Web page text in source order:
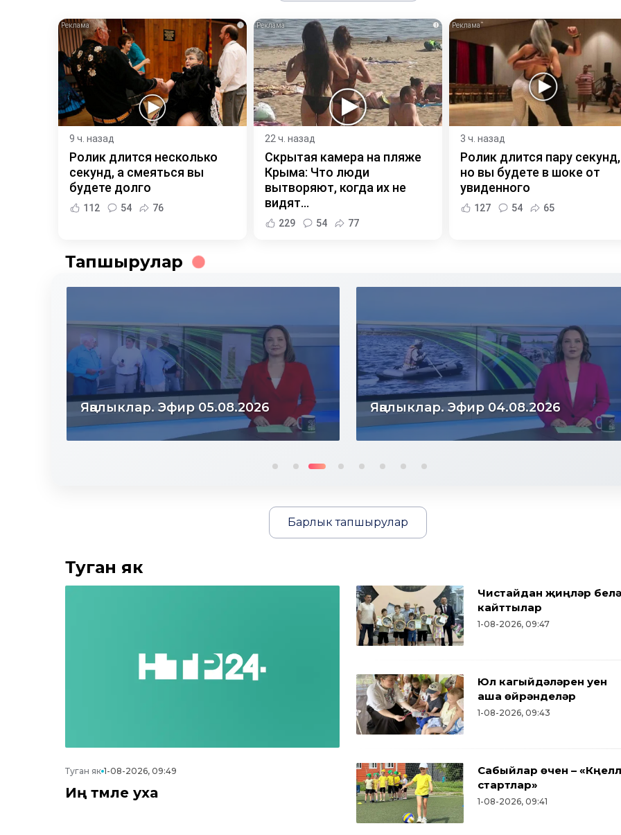
i
9 ч. назад
Ролик длится несколько
секунд, а смеяться вы
будете долго
112 54 76
i
22 ч. назад
Скрытая камера на пляже
Крыма: Что люди
вытворяют, когда их не
видят...
229 54 77
3 ч. назад
Ролик длится пару секунд,
но вы будете в шоке от
увиденного
127 54 65
Тапшырулар
Яңалыклар. Эфир 04.08.2026 Яңалыклар. Эфир 03.08.2026
Барлык тапшырулар
Туган як
Туган як 1-08-2026, 09:49
Иң тәмле уха
Чистайдан җиңүләр
кайттылар
1-08-2026, 09:47
Юл кагыйдәләрен уен
аша өйрәнделәр
1-08-2026, 09:43
Сабыйлар өчен –
стартлар»
1-08-2026, 09:41